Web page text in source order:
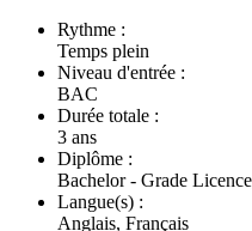
Rythme :
Temps plein
Niveau d'entrée :
BAC
Durée totale :
3 ans
Diplôme :
Bachelor - Grade
Langue(s) :
Anglais, Français